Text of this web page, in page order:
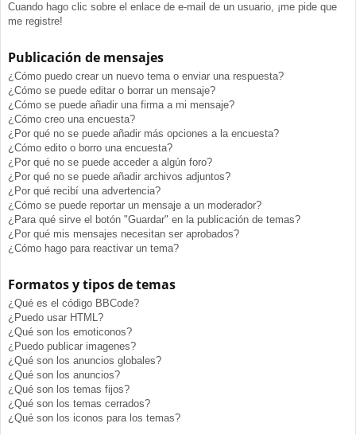
Cuando hago clic sobre el enlace de e-mail de un usuario, ¡me pide que
me registre!
Publicación de mensajes
¿Cómo puedo crear un nuevo tema o enviar una respuesta?
¿Cómo se puede editar o borrar un mensaje?
¿Cómo se puede añadir una firma a mi mensaje?
¿Cómo creo una encuesta?
¿Por qué no se puede añadir más opciones a la encuesta?
¿Cómo edito o borro una encuesta?
¿Por qué no se puede acceder a algún foro?
¿Por qué no se puede añadir archivos adjuntos?
¿Por qué recibí una advertencia?
¿Cómo se puede reportar un mensaje a un moderador?
¿Para qué sirve el botón "Guardar" en la publicación de temas?
¿Por qué mis mensajes necesitan ser aprobados?
¿Cómo hago para reactivar un tema?
Formatos y tipos de temas
¿Qué es el código BBCode?
¿Puedo usar HTML?
¿Qué son los emoticonos?
¿Puedo publicar imagenes?
¿Qué son los anuncios globales?
¿Qué son los anuncios?
¿Qué son los temas fijos?
¿Qué son los temas cerrados?
¿Qué son los iconos para los temas?